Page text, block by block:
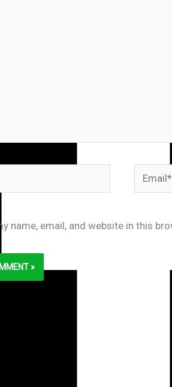
Email*
name, email, and website in this